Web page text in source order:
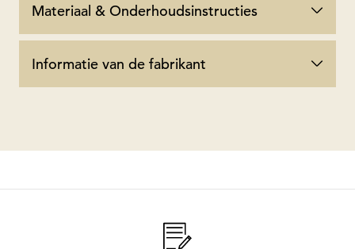
Materiaal & Onderhoudsinstructies
Informatie van de fabrikant